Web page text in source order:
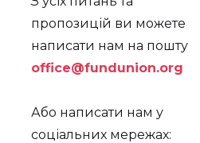
пропозицій ви можете
написати нам на пошту
office@fundunion.org
Або написати нам у
соціальних мережах: